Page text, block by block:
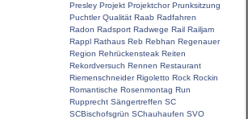
Presley Projekt Projektchor Prunksitzung
Puchtler Qualität Raab Radfahren
Radon Radsport Radwege Rail Railjam
Rappl Rathaus Reb Rebhan Regenauer
Region Rehrückensteak Reiten
Rekordversuch Rennen Restaurant
Riemenschneider Rigoletto Rock Rockin
Romantische Rosenmontag Run
Rupprecht Sängertreffen SC
SCBischofsgrün SChauhaufen SVO